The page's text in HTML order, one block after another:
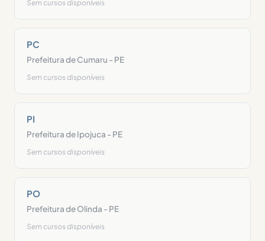
Sem cursos disponíveis
PC
Prefeitura de Cumaru - PE
Sem cursos disponíveis
PI
Prefeitura de Ipojuca - PE
Sem cursos disponíveis
PO
Prefeitura de Olinda - PE
Sem cursos disponíveis